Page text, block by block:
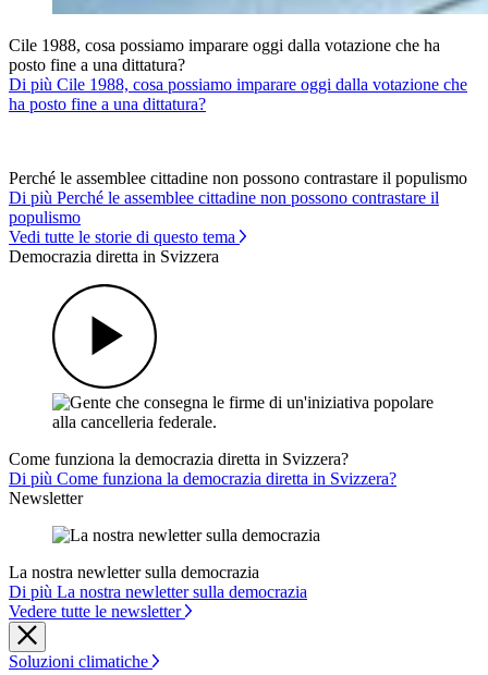
Cile 1988, cosa possiamo imparare oggi dalla votazione che ha
posto fine a una dittatura?
Di più Cile 1988, cosa possiamo imparare oggi dalla votazione che
ha posto fine a una dittatura?
Perché le assemblee cittadine non possono contrastare il populismo
Di più Perché le assemblee cittadine non possono contrastare il
populismo
Vedi tutte le storie di questo tema
Democrazia diretta in Svizzera
Come funziona la democrazia diretta in Svizzera?
Di più Come funziona la democrazia diretta in Svizzera?
Newsletter
La nostra newletter sulla democrazia
Di più La nostra newletter sulla democrazia
Vedere tutte le newsletter
Soluzioni climatiche